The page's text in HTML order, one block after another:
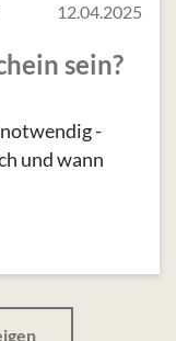
12.04.2025
sein?
-
und wann